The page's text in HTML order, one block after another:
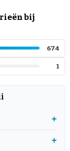
bij
674
1